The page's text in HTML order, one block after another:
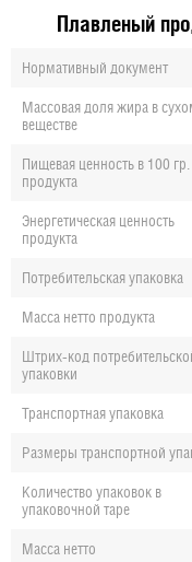
Плавленый
Нормативный документ
Массовая доля жира в
веществе
Пищевая ценность в 100 гр.
продукта
Энергетическая ценность
продукта
Потребительская упаковка
Масса нетто продукта
Штрих-код
упаковки
Транспортная упаковка
Размеры транспортной
Количество упаковок в
упаковочной таре
Масса нетто